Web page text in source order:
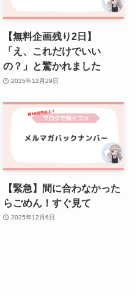
【無料企画残り2日】
「え、これだけでいい
の？」と驚かれました
2025年12月29日
【緊急】間に合わなかった
らごめん！すぐ見て
2025年12月6日